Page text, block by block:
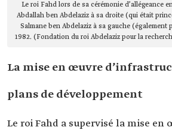
Le roi Fahd lors de sa cérémonie d’allégeance
Abdallah ben Abdelaziz à sa droite (qui était
Salmane ben Abdelaziz à sa gauche
1982. (Fondation du roi Abdelaziz pour la
La mise en œuvre
plans de développement
Le roi Fahd a supervisé la mise en